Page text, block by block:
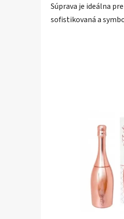
Súprava je ideálna
sofistikovaná a